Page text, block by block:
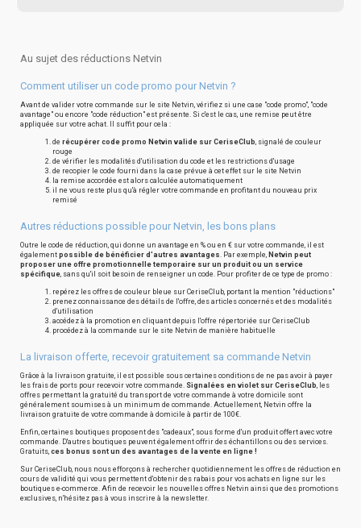
Au sujet des réductions Netvin
Comment utiliser un code promo pour Netvin ?
Avant de valider votre commande sur le site Netvin, vérifiez si une case "code promo", "code
avantage" ou encore "code réduction" est présente. Si c'est le cas, une remise peut être
appliquée sur votre achat. Il suffit pour cela :
de récupérer code promo Netvin valide sur CeriseClub, signalé de couleur
rouge
de vérifier les modalités d'utilisation du code et les restrictions d'usage
de recopier le code fourni dans la case prévue à cet effet sur le site Netvin
la remise accordée est alors calculée automatiquement
il ne vous reste plus qu'à régler votre commande en profitant du nouveau prix
remisé
Autres réductions possible pour Netvin, les bons plans
Outre le code de réduction, qui donne un avantage en % ou en € sur votre commande, il est
également possible de bénéficier d'autres avantages. Par exemple, Netvin peut
proposer une offre promotionnelle temporaire sur un produit ou un service
spécifique, sans qu'il soit besoin de renseigner un code. Pour profiter de ce type de promo :
repérez les offres de couleur bleue sur CeriseClub, portant la mention "réductions"
prenez connaissance des détails de l'offre, des articles concernés et des modalités
d'utilisation
accédez à la promotion en cliquant depuis l'offre répertoriée sur CeriseClub
procédez à la commande sur le site Netvin de manière habituelle
La livraison offerte, recevoir gratuitement sa commande Netvin
Grâce à la livraison gratuite, il est possible sous certaines conditions de ne pas avoir à payer
les frais de ports pour recevoir votre commande. Signalées en violet sur CeriseClub, les
offres permettant la gratuité du transport de votre commande à votre domicile sont
généralement soumises à un minimum de commande. Actuellement, Netvin offre la
livraison gratuite de votre commande à domicile à partir de 100€.
Enfin, certaines boutiques proposent des "cadeaux", sous forme d'un produit offert avec votre
commande. D'autres boutiques peuvent également offrir des échantillons ou des services.
Gratuits, ces bonus sont un des avantages de la vente en ligne !
Sur CeriseClub, nous nous efforçons à rechercher quotidiennement les offres de réduction en
cours de validité qui vous permettent d'obtenir des rabais pour vos achats en ligne sur les
boutiques e-commerce. Afin de recevoir les nouvelles offres Netvin ainsi que des promotions
exclusives, n'hésitez pas à vous inscrire à la newsletter.